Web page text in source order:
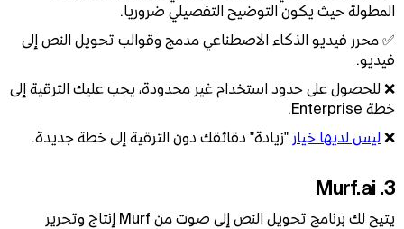
المطولة حيث يكون التوضيح التفصيلي ضروريا.
✅ محرر فيديو الذكاء الاصطناعي مدمج وقوالب تحويل النص إلى
فيديو.
❌ للحصول على حدود استخدام غير محدودة، يجب عليك الترقية إلى
خطة Enterprise.
❌ليس لديها خيار"زيادة" دقائقك دون الترقية إلى خطة جديدة.
3. Murf.ai
يتيح لك برنامج تحويل النص إلى صوت من Murf إنتاج وتحرير